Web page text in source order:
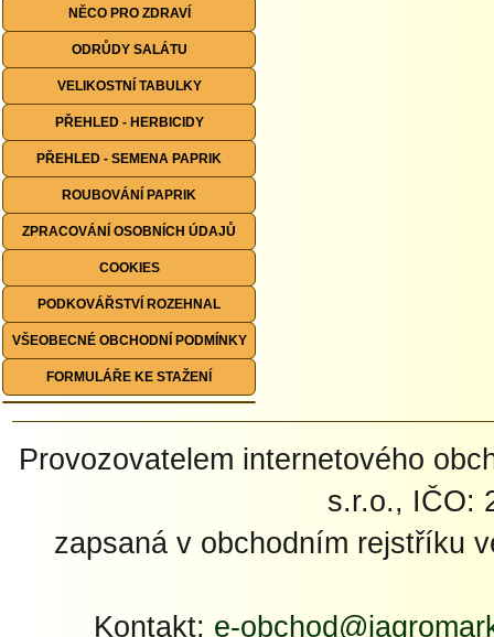
NĚCO PRO ZDRAVÍ
ODRŮDY SALÁTU
VELIKOSTNÍ TABULKY
PŘEHLED - HERBICIDY
PŘEHLED - SEMENA PAPRIK
ROUBOVÁNÍ PAPRIK
ZPRACOVÁNÍ OSOBNÍCH ÚDAJŮ
COOKIES
PODKOVÁŘSTVÍ ROZEHNAL
VŠEOBECNÉ OBCHODNÍ PODMÍNKY
FORMULÁŘE KE STAŽENÍ
Provozovatelem internetového
s.r.o., IČO:
zapsaná v obchodním rejstříku
Kontakt: e-